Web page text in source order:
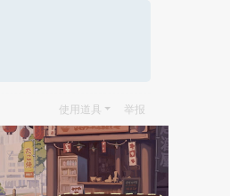
使用道具 举报